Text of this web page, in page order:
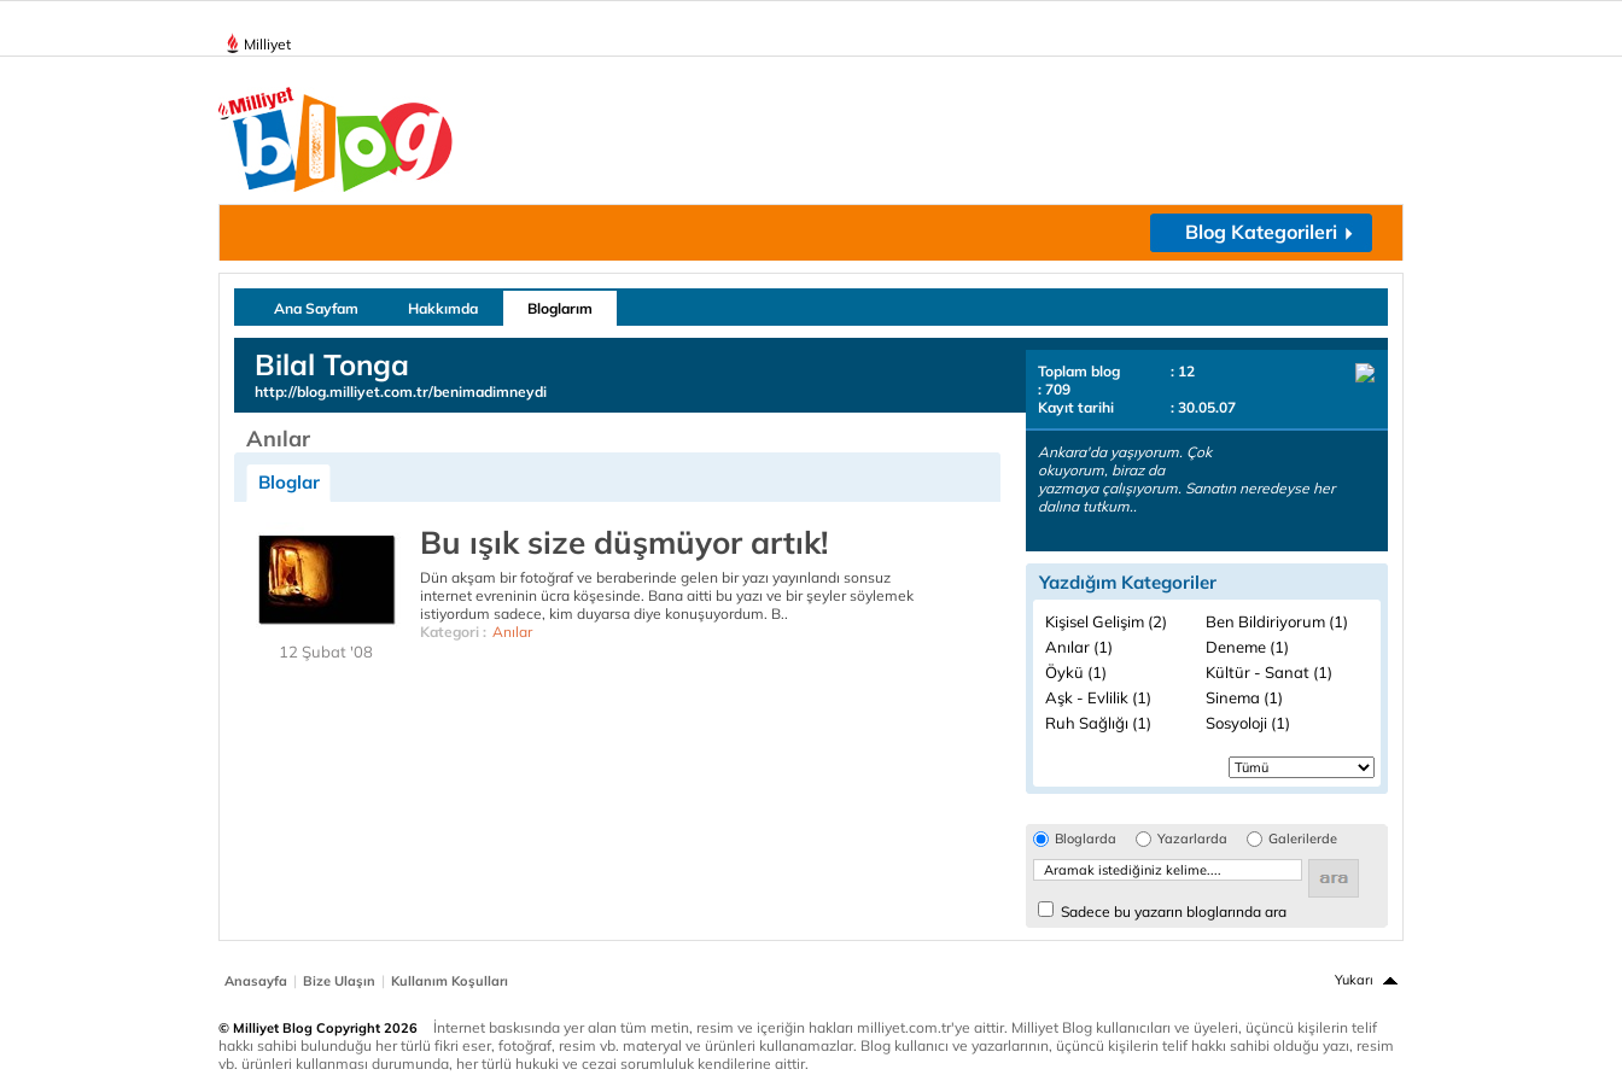
Milliyet
Blog Kategorileri
Ana Sayfam Hakkımda Bloglarım
Bilal Tonga
http://blog.milliyet.com.tr/benimadimneydi
Anılar
Bloglar
12 Şubat '08
Bu ışık size düşmüyor artık!
Dün akşam bir fotoğraf ve beraberinde gelen bir yazı yayınlandı sonsuz
internet evreninin ücra köşesinde. Bana aitti bu yazı ve bir şeyler söylemek
istiyordum sadece, kim duyarsa diye konuşuyordum. B..
Kategori : Anılar
Toplam blog
: 12
: 709
Kayıt tarihi
: 30.05.07
Ankara'da yaşıyorum. Çok
okuyorum, biraz da
yazmaya çalışıyorum. Sanatın neredeyse her
dalına tutkum..
Yazdığım Kategoriler
Kişisel Gelişim (2)
Ben Bildiriyorum (1)
Anılar (1)
Deneme (1)
Öykü (1)
Kültür - Sanat (1)
Aşk - Evlilik (1)
Sinema (1)
Ruh Sağlığı (1)
Sosyoloji (1)
Bloglarda Yazarlarda Galerilerde
Sadece bu yazarın bloglarında ara
Anasayfa | Bize Ulaşın | Kullanım Koşulları Yukarı
© Milliyet Blog Copyright 2026
İnternet baskısında yer alan tüm metin, resim ve içeriğin hakları milliyet.com.tr'ye aittir. Milliyet Blog kullanıcıları ve üyeleri, üçüncü kişilerin telif
hakkı sahibi bulunduğu her türlü fikri eser, fotoğraf, resim vb. materyal ve ürünleri kullanamazlar. Blog kullanıcı ve yazarlarının, üçüncü kişilerin telif hakkı sahibi olduğu yazı, resim
vb. ürünleri kullanması durumunda, her türlü hukuki ve cezai sorumluluk kendilerine aittir.